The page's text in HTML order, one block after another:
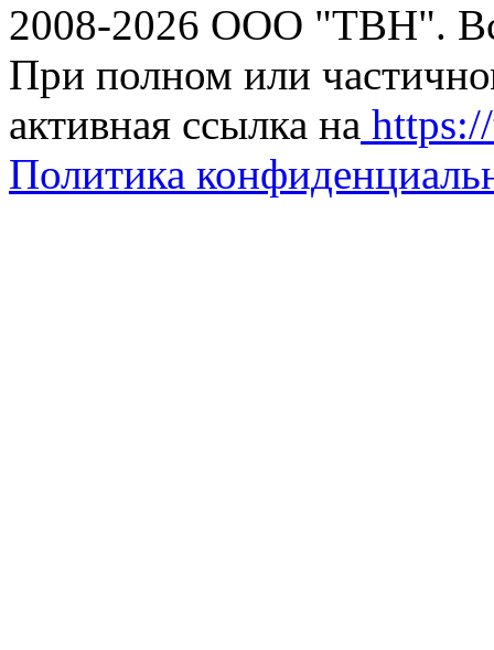
2008-2026 ООО "ТВН".
При полном или
активная ссылка на
Политика